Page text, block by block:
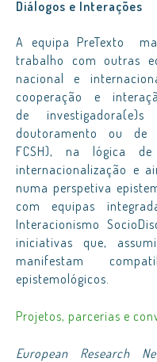
Diálogos e Interações
A equipa PreTexto
trabalho com outras
nacional e
cooperação e
de
doutoramento ou de
FCSH), na lógica
internacionalização e
numa perspetiva
com equipas
Interacionismo
iniciativas que,
manifestam
epistemológicos.
Projetos, parcerias e
European Research